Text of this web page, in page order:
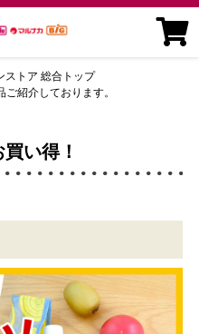
トア 総合トップ
紹介しております。
い得！